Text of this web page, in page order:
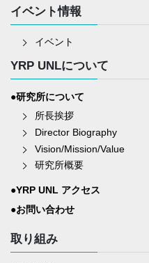
イベント情報
イベント
YRP UNLについて
●研究所について
所長挨拶
Director Biography
Vision/Mission/Value
研究所概要
●YRP UNL アクセス
●お問い合わせ
取り組み